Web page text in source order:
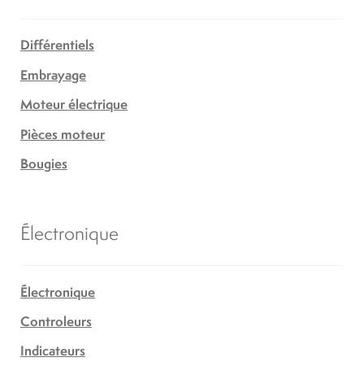
Différentiels
Embrayage
Moteur électrique
Pièces moteur
Bougies
Électronique
Électronique
Controleurs
Indicateurs